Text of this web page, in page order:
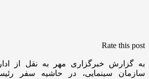
Rate this post
به گزارش خبرگزاری مهر به نقل از
سازمان سینمایی، در حاشیه سفر